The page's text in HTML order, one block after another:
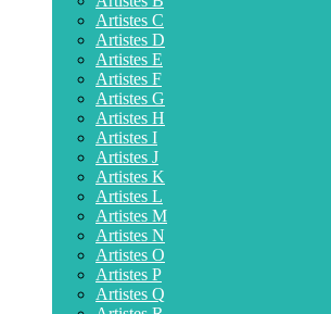
Artistes C
Artistes D
Artistes E
Artistes F
Artistes G
Artistes H
Artistes I
Artistes J
Artistes K
Artistes L
Artistes M
Artistes N
Artistes O
Artistes P
Artistes Q